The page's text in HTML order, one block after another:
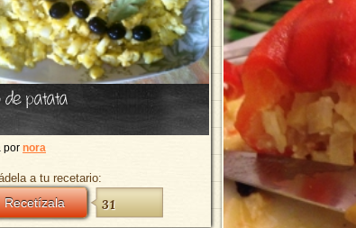
patata
por nora
a tu recetario:
Recetízala 31